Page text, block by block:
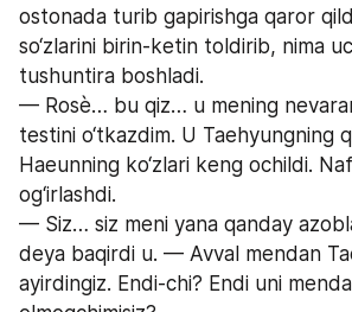
ostonada turib gapirishga qaror
so‘zlarini birin-ketin toldirib, nima
tushuntira boshladi.
— Rosè… bu qiz… u mening
testini o‘tkazdim. U Taehyungning
Haeunning ko‘zlari keng ochildi.
og‘irlashdi.
— Siz… siz meni yana qanday
deya baqirdi u. — Avval mendan
ayirdingiz. Endi-chi? Endi uni